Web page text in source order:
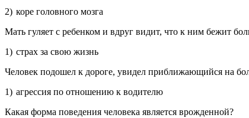
2) коре го­лов­но­го мозга
Мать гу­ля­ет с ре­бен­ком и вдруг видит, что к ним бежит
1) страх за свою жизнь
Че­ло­век по­до­шел к до­ро­ге, уви­дел при­бли­жа­ю­щий­ся на
1) агрес­сия по от­но­ше­нию к во­ди­те­лю
Какая форма по­ве­де­ния че­ло­ве­ка яв­ля­ет­ся врож­ден­ной?